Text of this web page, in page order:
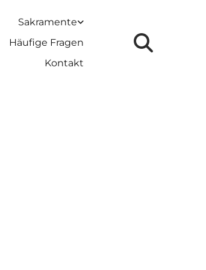
Sakramente
Häufige Fragen
Kontakt